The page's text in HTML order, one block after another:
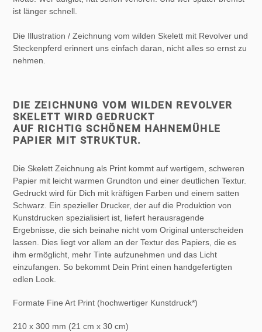
ist länger schnell.
Die Illustration / Zeichnung vom wilden Skelett mit Revolver und
Steckenpferd erinnert uns einfach daran, nicht alles so ernst zu
nehmen.
DIE ZEICHNUNG VOM WILDEN REVOLVER
SKELETT WIRD GEDRUCKT
AUF RICHTIG SCHÖNEM HAHNEMÜHLE
PAPIER MIT STRUKTUR.
Die Skelett Zeichnung als Print kommt auf wertigem, schweren
Papier mit leicht warmen Grundton und einer deutlichen Textur.
Gedruckt wird für Dich mit kräftigen Farben und einem satten
Schwarz. Ein spezieller Drucker, der auf die Produktion von
Kunstdrucken spezialisiert ist, liefert herausragende
Ergebnisse, die sich beinahe nicht vom Original unterscheiden
lassen. Dies liegt vor allem an der Textur des Papiers, die es
ihm ermöglicht, mehr Tinte aufzunehmen und das Licht
einzufangen. So bekommt Dein Print einen handgefertigten
edlen Look.
Formate Fine Art Print (hochwertiger Kunstdruck*)
210 x 300 mm (21 cm x 30 cm)